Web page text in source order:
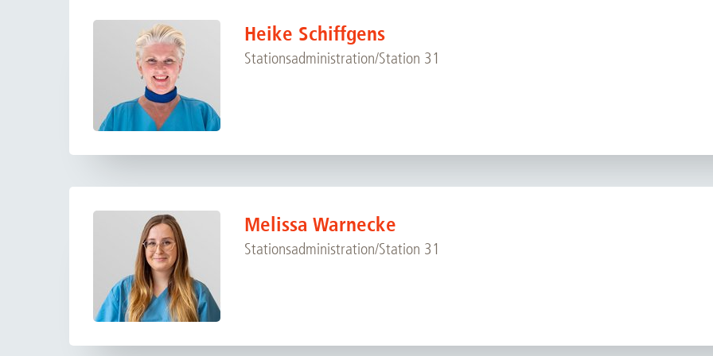
Akademische Karriereentwicklung
Ansprechpersonen
Hannover Biomedical Research School (HBRS)
Für Postdoktorand:innen
Für Ärzt:innen
Forschungsinformationssystem
Gute wissenschaftliche Praxis
GWP-Kommission
Heike Schiffgens
Stationsadministration/Station 31
Melissa Warnecke
Stationsadministration/Station 31